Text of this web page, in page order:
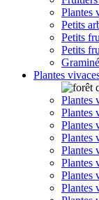
Plantes
Petits
Petits
Petits
Plantes
Plantes
Plantes
Plantes
Plantes
Plantes
Plantes
Plantes
Plantes